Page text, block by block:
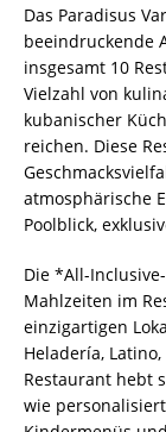
Das Paradisus
beeindruckende
insgesamt 10
Vielzahl von
kubanischer
reichen. Diese
atmosphärische
Poolblick,
Die *All-
Mahlzeiten im
einzigartigen
Heladería,
Restaurant hebt
wie